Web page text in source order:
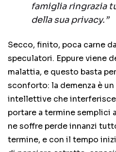
famiglia ringrazia
della sua privacy.”
Secco, finito, poca carne
speculatori. Eppure viene
malattia, e questo basta
sconforto: la demenza è
intellettive che
portare a termine semplici
ne soffre perde innanzi
termine, e con il tempo